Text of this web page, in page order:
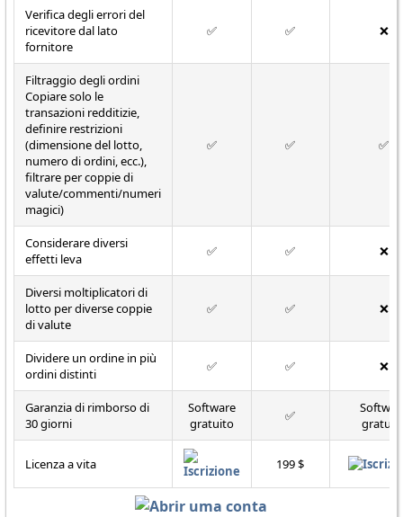
Verifica degli errori del
ricevitore dal lato
fornitore
✅ ✅ ❌
Filtraggio degli ordini
Copiare solo le
transazioni redditizie,
definire restrizioni
(dimensione del lotto,
numero di ordini, ecc.),
filtrare per coppie di
valute/commenti/numeri
magici)
✅ ✅ ✅
Considerare diversi
effetti leva
✅ ✅ ❌
Diversi moltiplicatori di
lotto per diverse coppie
di valute
✅ ✅ ❌
Dividere un ordine in più
ordini distinti
✅ ✅ ❌
Garanzia di rimborso di
30 giorni
Software
gratuito
✅
Licenza a vita 199 $